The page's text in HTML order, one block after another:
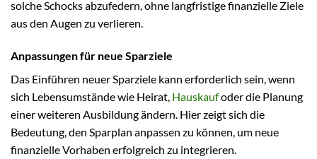
solche Schocks abzufedern, ohne langfristige finanzielle Ziele
aus den Augen zu verlieren.
Anpassungen für neue Sparziele
Das Einführen neuer Sparziele kann erforderlich sein, wenn
sich Lebensumstände wie Heirat, Hauskaufoder die Planung
einer weiteren Ausbildung ändern. Hier zeigt sich die
Bedeutung, den Sparplan anpassen zu können, um neue
finanzielle Vorhaben erfolgreich zu integrieren.